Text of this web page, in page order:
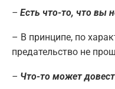
– Есть что-то, что вы
– В принципе, по
предательство не
– Что-то может